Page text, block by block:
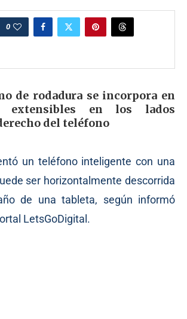
0
de rodadura se incorpora en
extensibles en los lados
del teléfono
un teléfono inteligente con una
ser horizontalmente descorrida
de una tableta, según informó
LetsGoDigital.